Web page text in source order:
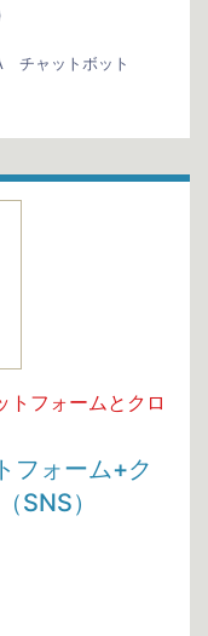
チャットボット
トフォームとクロ
フォーム+ク
SNS）